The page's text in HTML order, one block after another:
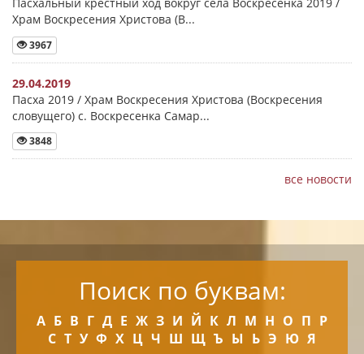
Храм Воскресения Христова (В...
3967
29.04.2019
Пасха 2019 / Храм Воскресения Христова (Воскресения
словущего) с. Воскресенка Самар...
3848
все новости
Поиск по буквам:
А Б В Г Д Е Ж З И Й К Л М Н О П Р
С Т У Ф Х Ц Ч Ш Щ Ъ Ы Ь Э Ю Я